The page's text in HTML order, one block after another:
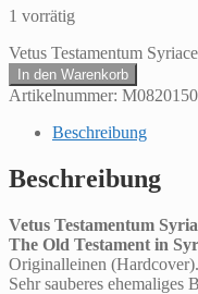
1 vorrätig
Vetus Testamentum
In den Warenkorb
Artikelnummer:
Beschreibung
Beschreibung
Vetus Testamentum
The Old Testament in
Originalleinen (Hardcover).
Sehr sauberes ehemaliges